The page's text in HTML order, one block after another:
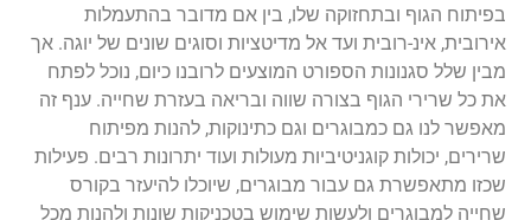
בפיתוח הגוף ובתחזוקה שלו, בין אם מדובר בהתעמלות
אירובית, אינ-רובית ועד אל מדיטציות וסוגים שונים של יוגה. אך
מבין שלל סגנונות הספורט המוצעים לרובנו כיום, נוכל לפתח
את כל שרירי הגוף בצורה שווה ובריאה בעזרת שחייה. ענף זה
מאפשר לנו גם כמבוגרים וגם כתינוקות, להנות מפיתוח
שרירים, יכולות קוגניטיביות מעולות ועוד יתרונות רבים. פעילות
שכזו מתאפשרת גם עבור מבוגרים, שיוכלו להיעזר בקורס
שחייה למבוגרים ולעשות שימוש בטכניקות שונות ולהנות מכל